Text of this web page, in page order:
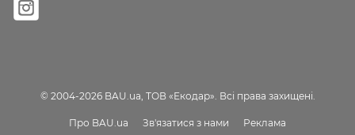
© 2004-2026 BAU.ua, ТОВ «Екодар». Всі права захищені.
Про BAU.ua Зв'язатися з нами Реклама